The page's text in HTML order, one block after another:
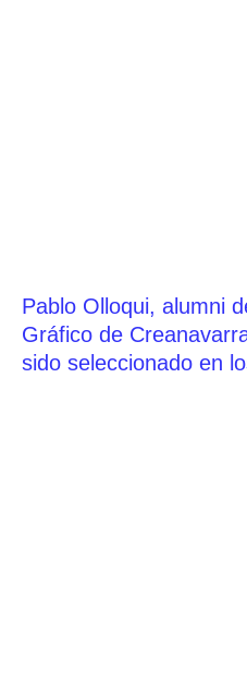
Pablo Olloqui, alumni
Gráfico de
sido seleccionado en